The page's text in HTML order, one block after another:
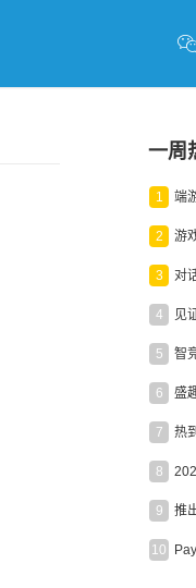
一周
1
2
3
4 见
5
6
7 热
8
9
10